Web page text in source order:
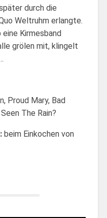
durch die
Weltruhm erlangte.
Kirmesband
grölen mit, klingelt
Proud Mary, Bad
The Rain?
beim Einkochen von